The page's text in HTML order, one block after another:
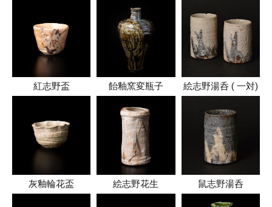
紅志野盃 飴釉窯変瓶子 絵志野湯呑 ( 一対)
灰釉輪花盃 絵志野花生 鼠志野湯呑